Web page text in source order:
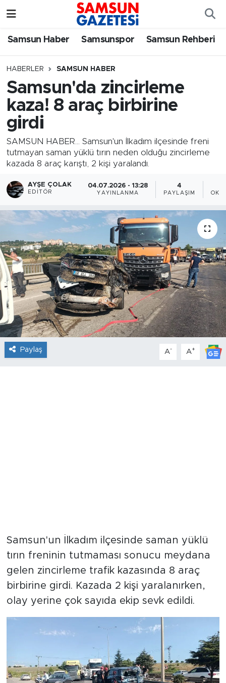
Samsun Haber Samsunspor Samsun Rehberi
HABERLER SAMSUN HABER
Samsun'da zincirleme
kaza! 8 araç birbirine
girdi
SAMSUN HABER... Samsun'un İlkadım ilçesinde freni
tutmayan saman yüklü tırın neden olduğu zincirleme
kazada 8 araç karıştı, 2 kişi yaralandı.
AYŞE ÇOLAK
EDITÖR
04.07.2026 - 13:28
YAYINLANMA
4
PAYLAŞIM
Paylaş A- A+
Samsun'un İlkadım ilçesinde saman yüklü
tırın freninin tutmaması sonucu meydana
gelen zincirleme trafik kazasında 8 araç
birbirine girdi. Kazada 2 kişi yaralanırken,
olay yerine çok sayıda ekip sevk edildi.
Samsun Haber
Samsun Rehberi
Resmi İlanlar
Samsun Nöbetçi Eczaneler
SAMSUN Namaz Vakitleri
Samsun Trafik Yoğunluk Haritası
Süper Lig Puan Durumu ve Fikstür
Tüm Manşetler
Son Dakika Haberleri
Haber Arşivi